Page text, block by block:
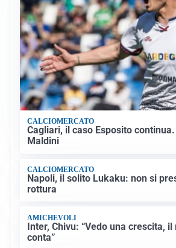
CALCIOMERCATO
Cagliari, il caso Esposito
Maldini
CALCIOMERCATO
Napoli, il solito Lukaku: non si
rottura
AMICHEVOLI
Inter, Chivu: “Vedo una crescita,
conta”